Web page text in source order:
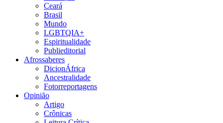
Ceará
Brasil
Mundo
LGBTQIA+
Espiritualidade
Publieditorial
Afrossaberes
DicionÁfrica
Ancestralidade
Fotorreportagens
Opinião
Artigo
Crônicas